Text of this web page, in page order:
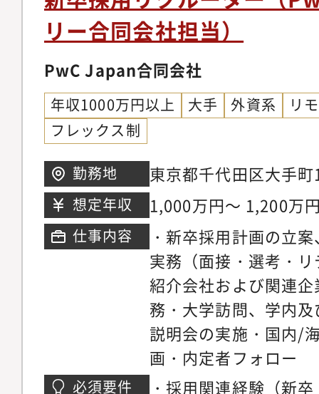
リー合同会社担当）
PwC Japan合同会社
年収1000万円以上 大手 外資系
リ
フレックス制
勤務地
東京都千代田区大手
ルディング
想定年収 1,000万円～ 1,200万
仕事内容
・新卒採用計画の立
実務（面接・選考・
紹介会社および関連
務・大学訪問、学内
説明会の実施・国内/
画・内定者フォロー
必須要件
・採用関連経験（新